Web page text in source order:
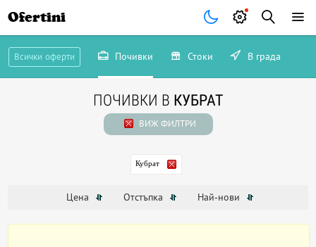
Ofertini
Всички оферти Почивки Стоки В града
ПОЧИВКИ В КУБРАТ
ВИЖ ФИЛТРИ
Кубрат
Цена Отстъпка Най-нови